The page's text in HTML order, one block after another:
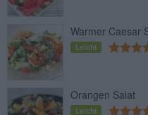
Warmer Caesar
Leicht
Orangen Salat
Leicht